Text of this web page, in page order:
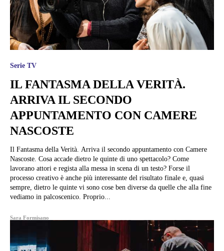
Serie TV
IL FANTASMA DELLA VERITÀ.
ARRIVA IL SECONDO
APPUNTAMENTO CON CAMERE
NASCOSTE
Il Fantasma della Verità. Arriva il secondo appuntamento con Camere
Nascoste. Cosa accade dietro le quinte di uno spettacolo? Come
lavorano attori e regista alla messa in scena di un testo? Forse il
processo creativo è anche più interessante del risultato finale e, quasi
sempre, dietro le quinte vi sono cose ben diverse da quelle che alla fine
vediamo in palcoscenico. Proprio...
Sara Formisano